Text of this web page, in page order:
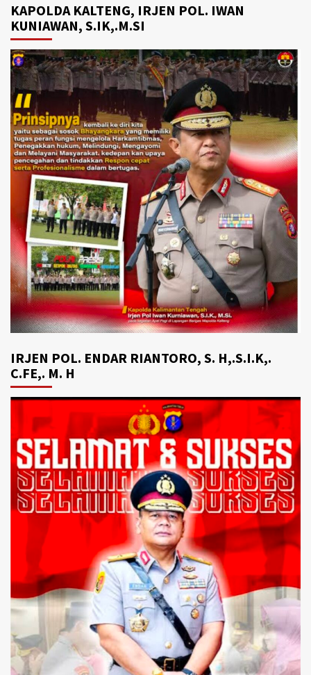
KAPOLDA KALTENG, IRJEN POL. IWAN
KUNIAWAN, S.IK,.M.SI
IRJEN POL. ENDAR RIANTORO, S. H,.S.I.K,.
C.FE,. M. H